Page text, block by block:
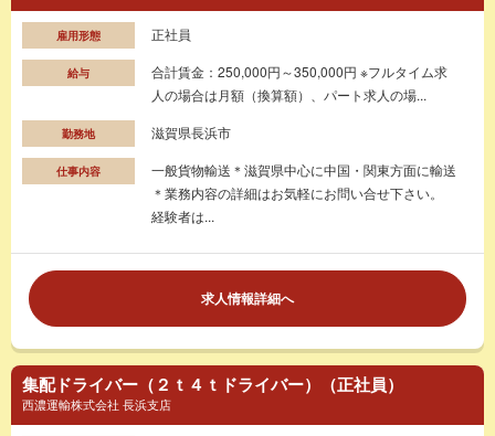
雇用形態 正社員
給与
合計賃金：250,000円～350,000円 ※フルタイム求
人の場合は月額（換算額）、パート求人の場...
勤務地 滋賀県長浜市
仕事内容
一般貨物輸送＊滋賀県中心に中国・関東方面に輸送
＊業務内容の詳細はお気軽にお問い合せ下さい。
経験者は...
求人情報詳細へ
集配ドライバー（２ｔ４ｔドライバー）（正社員）
西濃運輸株式会社 長浜支店